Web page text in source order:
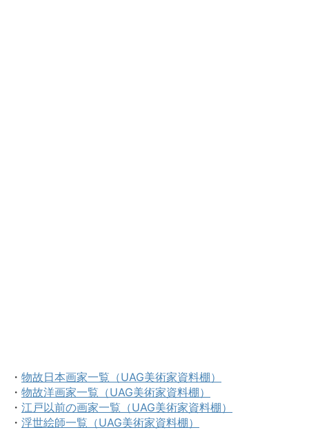
・ 物故日本画家一覧（UAG美術家資料棚）
・ 物故洋画家一覧（UAG美術家資料棚）
・ 江戸以前の画家一覧（UAG美術家資料棚）
・ 浮世絵師一覧（UAG美術家資料棚）